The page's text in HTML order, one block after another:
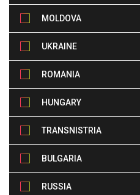
MOLDOVA
UKRAINE
ROMANIA
HUNGARY
TRANSNISTRIA
BULGARIA
RUSSIA